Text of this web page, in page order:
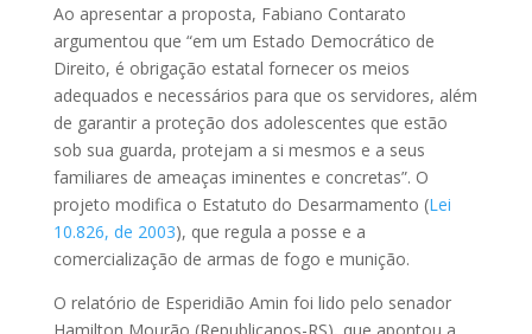
Ao apresentar a proposta, Fabiano Contarato
argumentou que “em um Estado Democrático de
Direito, é obrigação estatal fornecer os meios
adequados e necessários para que os servidores, além
de garantir a proteção dos adolescentes que estão
sob sua guarda, protejam a si mesmos e a seus
familiares de ameaças iminentes e concretas”. O
projeto modifica o Estatuto do Desarmamento (Lei
10.826, de 2003), que regula a posse e a
comercialização de armas de fogo e munição.
O relatório de Esperidião Amin foi lido pelo senador
Hamilton Mourão (Republicanos-RS), que apontou a